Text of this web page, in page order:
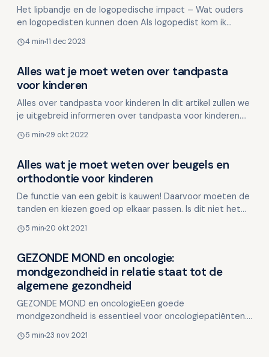
Het lipbandje en de logopedische impact – Wat ouders
en logopedisten kunnen doen Als logopedist kom ik
mondgewo…
4 min 11 dec 2023
Overig nieuws
Alles wat je moet weten over tandpasta
voor kinderen
Alles over tandpasta voor kinderen In dit artikel zullen we
je uitgebreid informeren over tandpasta voor kinderen.
6 min 29 okt 2022
Overig nieuws
Alles wat je moet weten over beugels en
orthodontie voor kinderen
De functie van een gebit is kauwen! Daarvoor moeten de
tanden en kiezen goed op elkaar passen. Is dit niet het
5 min 20 okt 2021
Overig nieuws
GEZONDE MOND en oncologie:
mondgezondheid in relatie staat tot de
algemene gezondheid
GEZONDE MOND en oncologieEen goede
mondgezondheid is essentieel voor oncologiepatiënten.
ontstekingen. Zowel…
5 min 23 nov 2021